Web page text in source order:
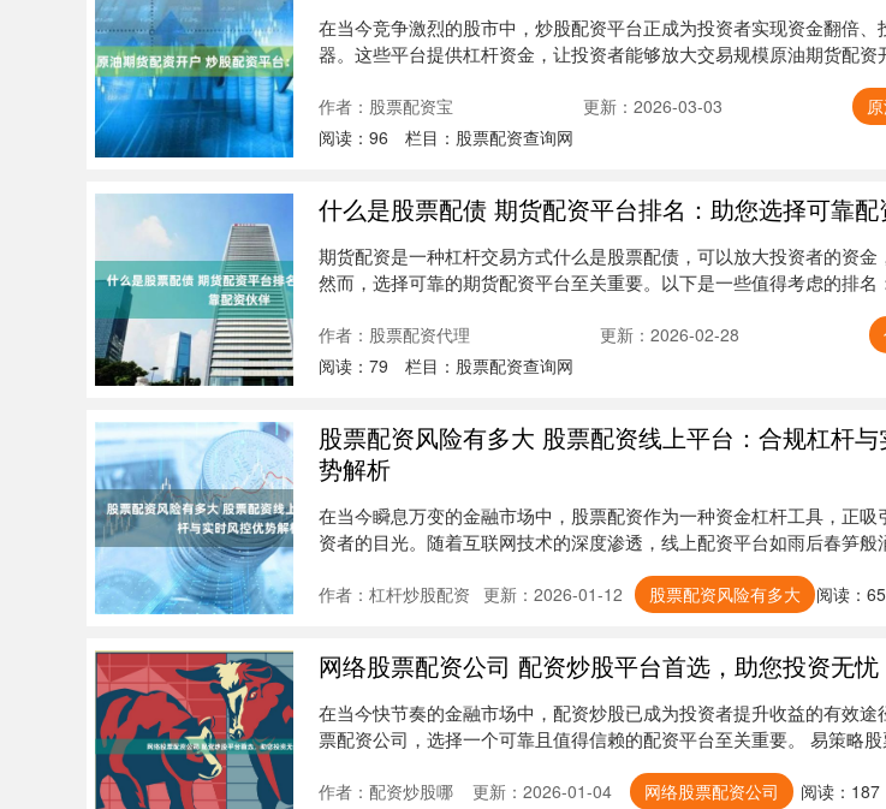
在当今竞争激烈的股市中，炒股配资平台正成为投资者实现资金翻倍、
器。这些平台提供杠杆资金，让投资者能够放大交易规模原油期货配资
作者：股票配资宝 更新：2026-03-03
阅读： 96 栏目： 股票配资查询网
什么是股票配债 期货配资平台排名：助您选择可靠
期货配资是一种杠杆交易方式什么是股票配债，可以放大投资者的资金
然而，选择可靠的期货配资平台至关重要。以下是一些值得考虑的排名
作者：股票配资代理 更新：2026-02-28
阅读： 79 栏目： 股票配资查询网
股票配资风险有多大 股票配资线上平台：合规杠杆
势解析
在当今瞬息万变的金融市场中，股票配资作为一种资金杠杆工具，正吸
资者的目光。随着互联网技术的深度渗透，线上配资平台如雨后春笋般
作者：杠杆炒股配资 更新：2026-01-12 股票配资风险有多大 阅读： 65
网络股票配资公司 配资炒股平台首选，助您投资无忧
在当今快节奏的金融市场中，配资炒股已成为投资者提升收益的有效途
票配资公司，选择一个可靠且值得信赖的配资平台至关重要。 易策略
作者：配资炒股哪 更新：2026-01-04 网络股票配资公司 阅读： 187